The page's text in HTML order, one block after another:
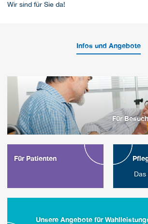
Wir sind für Sie da!
Infos und Angebote
Für
Für Patienten
Das
Unsere Angebote für